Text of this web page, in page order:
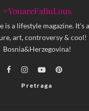
#YouareFaBuLous
is a lifestyle magazine. It's
art, controversy & cool!
Bosnia&Herzegovina!
Pretraga